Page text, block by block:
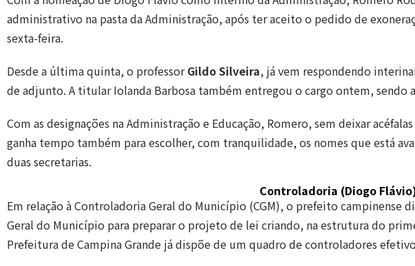
administrativo na pasta da Administração, após ter aceito o pedido de
sexta-feira.
Desde a última quinta, o professorGildo Silveira, já vem respondendo
de adjunto. A titular Iolanda Barbosa também entregou o cargo ontem, sendo
Com as designações na Administração e Educação, Romero, sem deixar
ganha tempo também para escolher, com tranquilidade, os nomes que está
duas secretarias.
Controladoria (Diogo
Em relação à Controladoria Geral do Município (CGM), o prefeito campinense
Geral do Município para preparar o projeto de lei criando, na estrutura do
Prefeitura de Campina Grande já dispõe de um quadro de controladores